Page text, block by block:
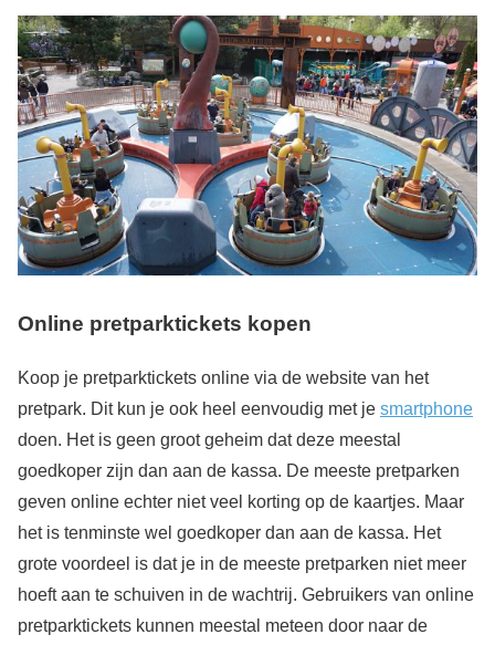
Online pretparktickets kopen
Koop je pretparktickets online via de website van het
pretpark. Dit kun je ook heel eenvoudig met je smartphone
doen. Het is geen groot geheim dat deze meestal
goedkoper zijn dan aan de kassa. De meeste pretparken
geven online echter niet veel korting op de kaartjes. Maar
het is tenminste wel goedkoper dan aan de kassa. Het
grote voordeel is dat je in de meeste pretparken niet meer
hoeft aan te schuiven in de wachtrij. Gebruikers van online
pretparktickets kunnen meestal meteen door naar de